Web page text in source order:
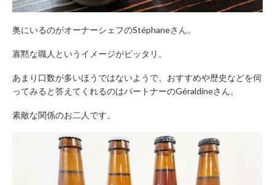
奥にいるのがオーナーシェフのStéphaneさん。
寡黙な職人というイメージがピッタリ。
あまり口数が多いほうではないようで、おすすめや歴史などを伺
ってみると答えてくれるのはパートナーのGéraldineさん。
素敵な関係のお二人です。